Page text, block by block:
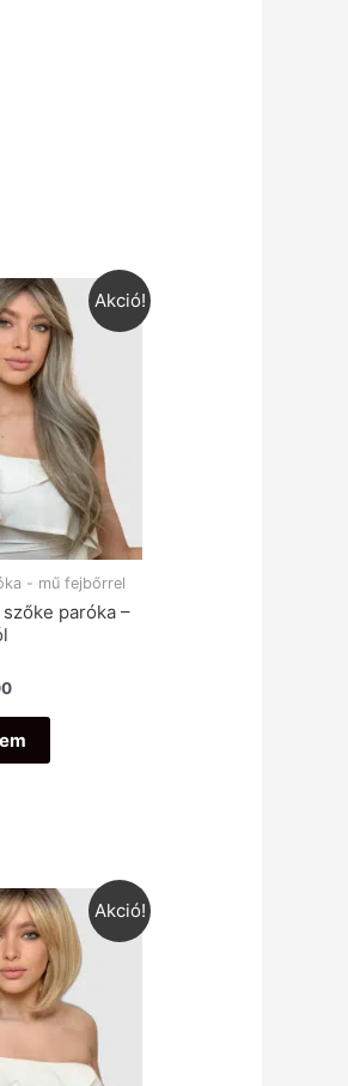
Akció!
- mű fejbőrrel
paróka –
Akció!